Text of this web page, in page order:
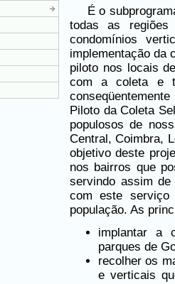
É o
todas as regiões
condomínios
implementação da
piloto nos locais
com a coleta e
Piloto da Coleta
populosos de
Central, Coimbra,
objetivo deste
nos bairros que
servindo assim
com este serviço
população. As
implantar a
parques de
recolher os
e verticais